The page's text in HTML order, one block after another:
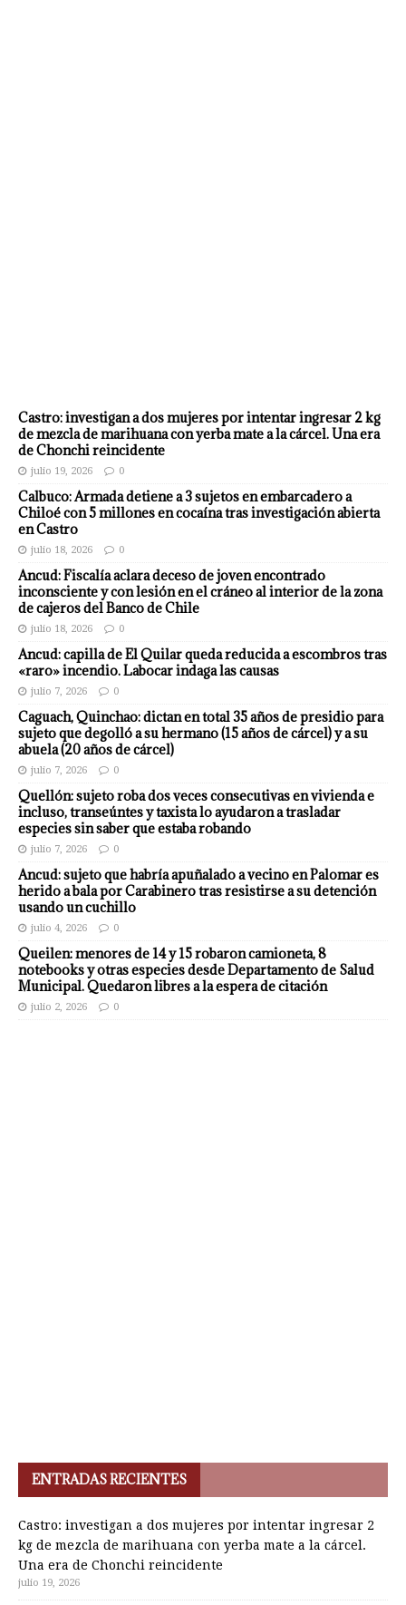
Castro: investigan a dos mujeres por intentar ingresar 2 kg
de mezcla de marihuana con yerba mate a la cárcel. Una era
de Chonchi reincidente
julio 19, 2026 0
Calbuco: Armada detiene a 3 sujetos en embarcadero a
Chiloé con 5 millones en cocaína tras investigación abierta
en Castro
julio 18, 2026 0
Ancud: Fiscalía aclara deceso de joven encontrado
inconsciente y con lesión en el cráneo al interior de la zona
de cajeros del Banco de Chile
julio 18, 2026 0
Ancud: capilla de El Quilar queda reducida a escombros tras
«raro» incendio. Labocar indaga las causas
julio 7, 2026 0
Caguach, Quinchao: dictan en total 35 años de presidio para
sujeto que degolló a su hermano (15 años de cárcel) y a su
abuela (20 años de cárcel)
julio 7, 2026 0
Quellón: sujeto roba dos veces consecutivas en vivienda e
incluso, transeúntes y taxista lo ayudaron a trasladar
especies sin saber que estaba robando
julio 7, 2026 0
Ancud: sujeto que habría apuñalado a vecino en Palomar es
herido a bala por Carabinero tras resistirse a su detención
usando un cuchillo
julio 4, 2026 0
Queilen: menores de 14 y 15 robaron camioneta, 8
notebooks y otras especies desde Departamento de Salud
Municipal. Quedaron libres a la espera de citación
julio 2, 2026 0
ENTRADAS RECIENTES
Castro: investigan a dos mujeres por intentar ingresar 2
kg de mezcla de marihuana con yerba mate a la cárcel.
Una era de Chonchi reincidente
julio 19, 2026